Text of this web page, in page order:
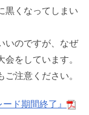
黒くなってしまい
いのですが、なぜ
をしています。
注意ください。
ド期間終了』